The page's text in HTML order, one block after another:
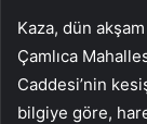
Kaza, dün
Çamlıca
Caddesi’nin
bilgiye göre,